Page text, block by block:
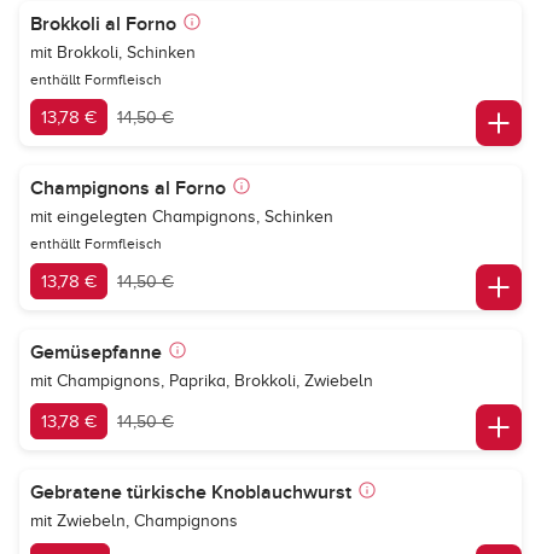
Brokkoli al Forno
mit Brokkoli, Schinken
enthällt Formfleisch
13,78 € 14,50 €
Champignons al Forno
mit eingelegten Champignons, Schinken
enthällt Formfleisch
13,78 € 14,50 €
Gemüsepfanne
mit Champignons, Paprika, Brokkoli, Zwiebeln
13,78 € 14,50 €
Gebratene türkische Knoblauchwurst
mit Zwiebeln, Champignons